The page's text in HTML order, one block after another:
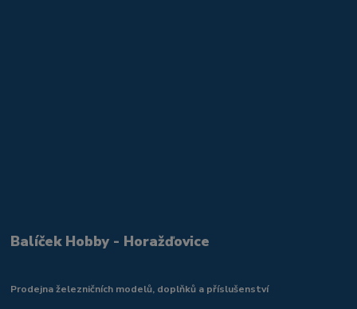
Balíček Hobby - Horažďovice
Prodejna železničních modelů, doplňků a příslušenství